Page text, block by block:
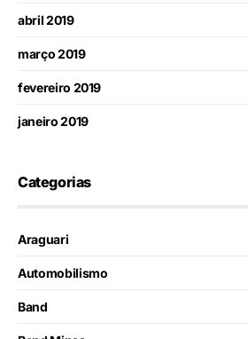
abril 2019
março 2019
fevereiro 2019
janeiro 2019
Categorias
Araguari
Automobilismo
Band